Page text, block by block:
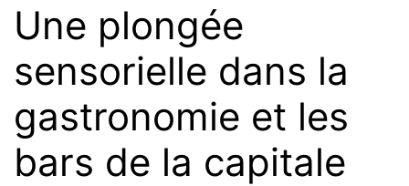
Une plongée
sensorielle dans la
gastronomie et les
bars de la capitale